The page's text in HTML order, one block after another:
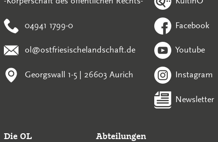
04941 1799-0
ol@ostfriesischelandschaft.de
Georgswall 1-5 | 26603 Aurich
Facebook
Youtube
Instagram
Newsletter
Die OL Abteilungen